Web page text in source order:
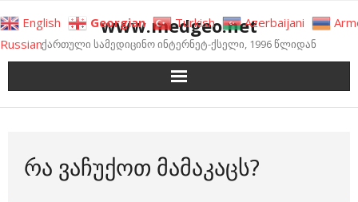
to
content
www.medgeo.net
ქართული სამედიცინო ინტერნეტ-ქსელი, 1996 წლიდან
ᲠᲐ ᲕᲐᲩᲣᲥᲝᲗ ᲛᲐᲛᲐᲙᲐᲪᲡ?
English Georgian Turkish Azerbaijani
Russian